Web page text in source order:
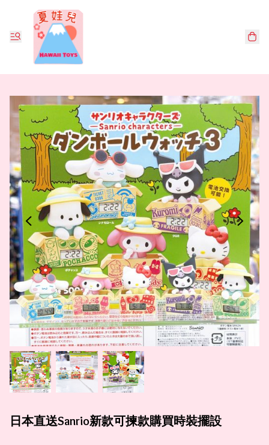
日本直送Sanrio新款可揀款購買時裝擺設